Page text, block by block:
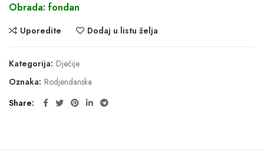
Obrada: fondan
Uporedite Dodaj u listu želja
Kategorija: Dječije
Oznaka: Rodjendanska
Share